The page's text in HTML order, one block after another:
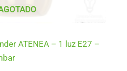
ATENEA – 1 luz E27 –